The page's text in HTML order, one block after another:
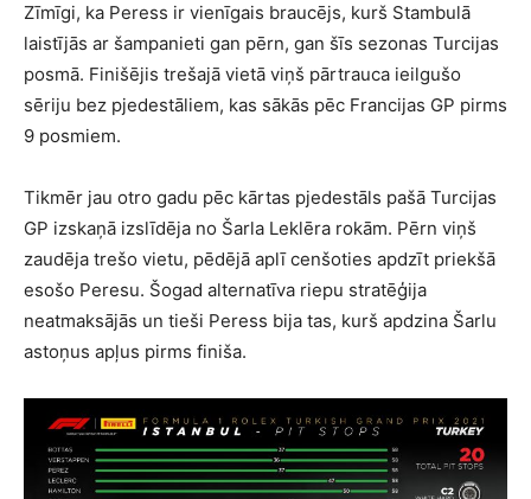
Zīmīgi, ka Peress ir vienīgais braucējs, kurš Stambulā
laistījās ar šampanieti gan pērn, gan šīs sezonas Turcijas
posmā. Finišējis trešajā vietā viņš pārtrauca ieilgušo
sēriju bez pjedestāliem, kas sākās pēc Francijas GP pirms
9 posmiem.
Tikmēr jau otro gadu pēc kārtas pjedestāls pašā Turcijas
GP izskaņā izslīdēja no Šarla Leklēra rokām. Pērn viņš
zaudēja trešo vietu, pēdējā aplī cenšoties apdzīt priekšā
esošo Peresu. Šogad alternatīva riepu stratēģija
neatmaksājās un tieši Peress bija tas, kurš apdzina Šarlu
astoņus apļus pirms finiša.